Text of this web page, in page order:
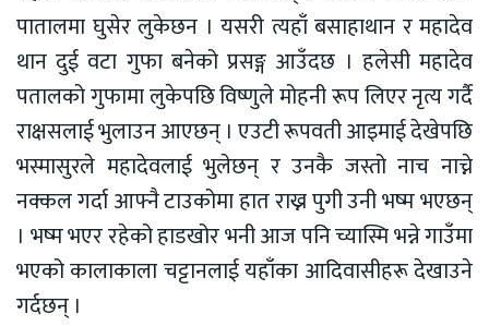
पातालमा घुसेर लुकेछन । यसरी त्यहाँ बसाहाथान र महादेव
थान दुई वटा गुफा बनेको प्रसङ्ग आउँदछ । हलेसी महादेव
पतालको गुफामा लुकेपछि विष्णुले मोहनी रूप लिएर नृत्य गर्दै
राक्षसलाई भुलाउन आएछन् । एउटी रूपवती आइमाई देखेपछि
भस्मासुरले महादेवलाई भुलेछन् र उनकै जस्तो नाच नाच्ने
नक्कल गर्दा आफ्नै टाउकोमा हात राख्न पुगी उनी भष्म भएछन्
। भष्म भएर रहेको हाडखोर भनी आज पनि च्यास्मि भन्ने गाउँमा
भएको कालाकाला चट्टानलाई यहाँका आदिवासीहरू देखाउने
गर्दछन् ।